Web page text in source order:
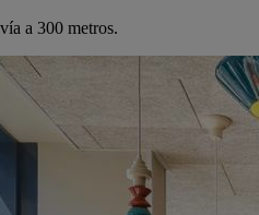
a 300 metros.